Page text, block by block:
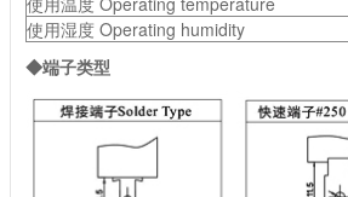
使用湿度 Operating humidity
◆端子类型